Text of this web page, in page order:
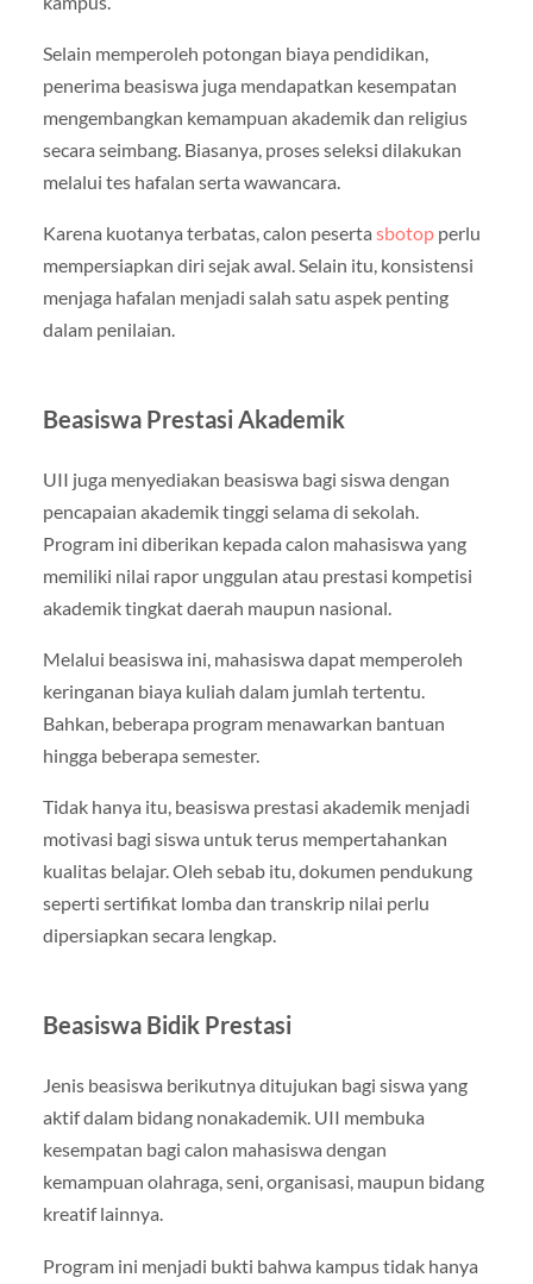
Selain memperoleh potongan biaya pendidikan,
penerima beasiswa juga mendapatkan kesempatan
mengembangkan kemampuan akademik dan religius
secara seimbang. Biasanya, proses seleksi dilakukan
melalui tes hafalan serta wawancara.
Karena kuotanya terbatas, calon peserta sbotopperlu
mempersiapkan diri sejak awal. Selain itu, konsistensi
menjaga hafalan menjadi salah satu aspek penting
dalam penilaian.
Beasiswa Prestasi Akademik
UII juga menyediakan beasiswa bagi siswa dengan
pencapaian akademik tinggi selama di sekolah.
Program ini diberikan kepada calon mahasiswa yang
memiliki nilai rapor unggulan atau prestasi kompetisi
akademik tingkat daerah maupun nasional.
Melalui beasiswa ini, mahasiswa dapat memperoleh
keringanan biaya kuliah dalam jumlah tertentu.
Bahkan, beberapa program menawarkan bantuan
hingga beberapa semester.
Tidak hanya itu, beasiswa prestasi akademik menjadi
motivasi bagi siswa untuk terus mempertahankan
kualitas belajar. Oleh sebab itu, dokumen pendukung
seperti sertifikat lomba dan transkrip nilai perlu
dipersiapkan secara lengkap.
Beasiswa Bidik Prestasi
Jenis beasiswa berikutnya ditujukan bagi siswa yang
aktif dalam bidang nonakademik. UII membuka
kesempatan bagi calon mahasiswa dengan
kemampuan olahraga, seni, organisasi, maupun bidang
kreatif lainnya.
Program ini menjadi bukti bahwa kampus tidak hanya